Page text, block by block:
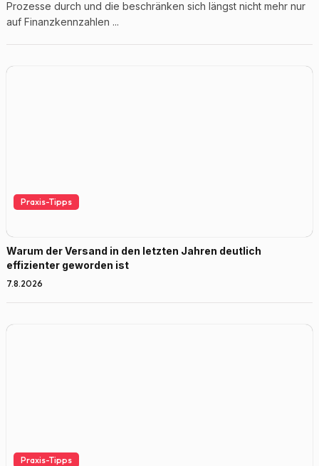
Prozesse durch und die beschränken sich längst nicht mehr nur
auf Finanzkennzahlen ...
Praxis-Tipps
Warum der Versand in den letzten Jahren deutlich
effizienter geworden ist
7.8.2026
Praxis-Tipps